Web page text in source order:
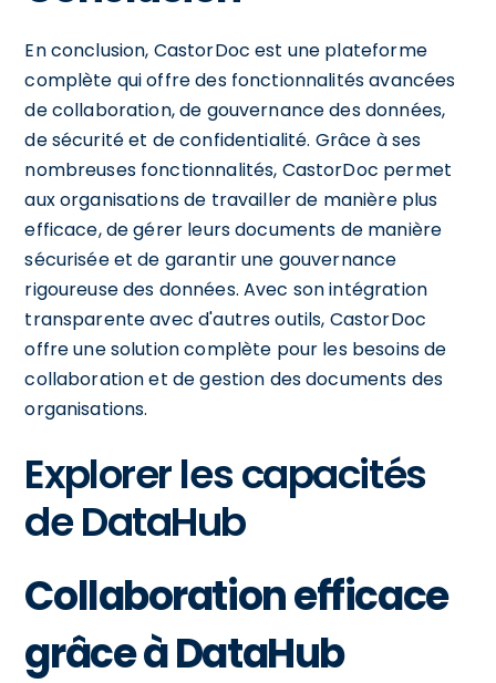
En conclusion, CastorDoc est une plateforme
complète qui offre des fonctionnalités avancées
de collaboration, de gouvernance des données,
de sécurité et de confidentialité. Grâce à ses
nombreuses fonctionnalités, CastorDoc permet
aux organisations de travailler de manière plus
efficace, de gérer leurs documents de manière
sécurisée et de garantir une gouvernance
rigoureuse des données. Avec son intégration
transparente avec d'autres outils, CastorDoc
offre une solution complète pour les besoins de
collaboration et de gestion des documents des
organisations.
Explorer les capacités
de DataHub
Collaboration efficace
grâce à DataHub